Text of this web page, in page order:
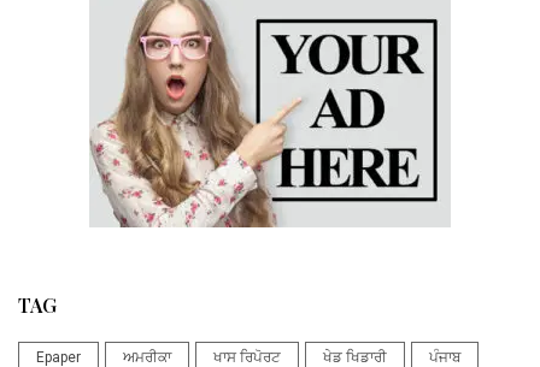
TAG
Epaper ਅਮਰੀਕਾ ਖਾਸ ਰਿਪੋਰਟ ਖੇਡ ਖਿਡਾਰੀ ਪੰਜਾਬ